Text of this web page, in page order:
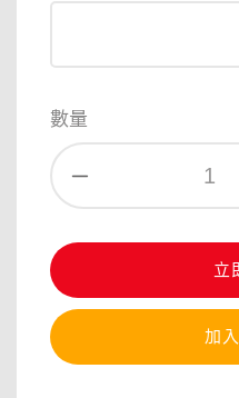
數量
立
加